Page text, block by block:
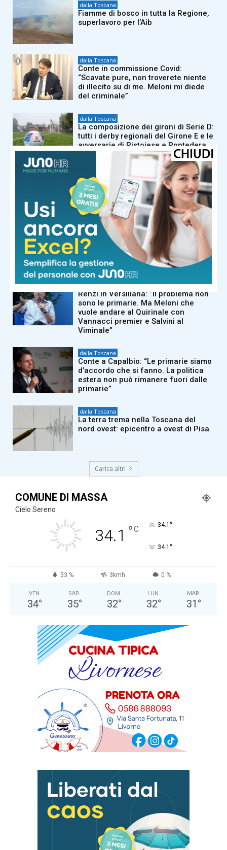
dalla Toscana
Fiamme di bosco in tutta la Regione,
superlavoro per l’Aib
dalla Toscana
Conte in commissione Covid:
“Scavate pure, non troverete niente
di illecito su di me. Meloni mi diede
del criminale”
dalla Toscana
La composizione dei gironi di Serie D:
tutti i derby regionali del Girone E e le
avversarie di Pistoiese e Pontedera
Il Sangiovese in Canada: il Consorzio
Chianti vola in Nordamerica per
formare gli esperti del settore
dalla Toscana
Morto a 86 anni nella sua casa
dell’Appennino pistoiese il
cantautore Francesco Guccini
dalla Toscana
Renzi in Versiliana: “Il problema non
sono le primarie. Ma Meloni che
vuole andare al Quirinale con
Vannacci premier e Salvini al
Viminale”
dalla Toscana
Conte a Capalbio: “Le primarie siamo
d’accordo che si fanno. La politica
estera non può rimanere fuori dalle
primarie”
dalla Toscana
La terra trema nella Toscana del
nord ovest: epicentro a ovest di Pisa
Carica altri
COMUNE DI MASSA
Cielo Sereno
34.1 °C 34.1 °
34.1 °
53 % 3kmh 0 %
VEN
34°
SAB
35°
DOM
32°
LUN
32°
MAR
31 °